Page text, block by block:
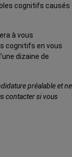
cognitifs causés
à vous
cognitifs en vous
dizaine de
préalable et ne
contacter si vous